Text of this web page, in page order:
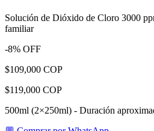
Solución de Dióxido de Cloro 3000
familiar
-8% OFF
$109,000 COP
$119,000 COP
500ml (2×250ml) - Duración